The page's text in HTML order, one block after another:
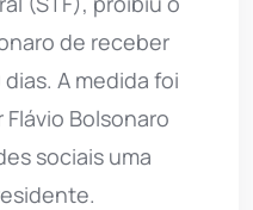
de receber
A medida foi
Bolsonaro
sociais uma